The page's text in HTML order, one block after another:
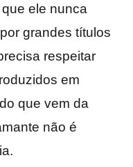
ele nunca
grandes títulos
respeitar
em
que vem da
não é